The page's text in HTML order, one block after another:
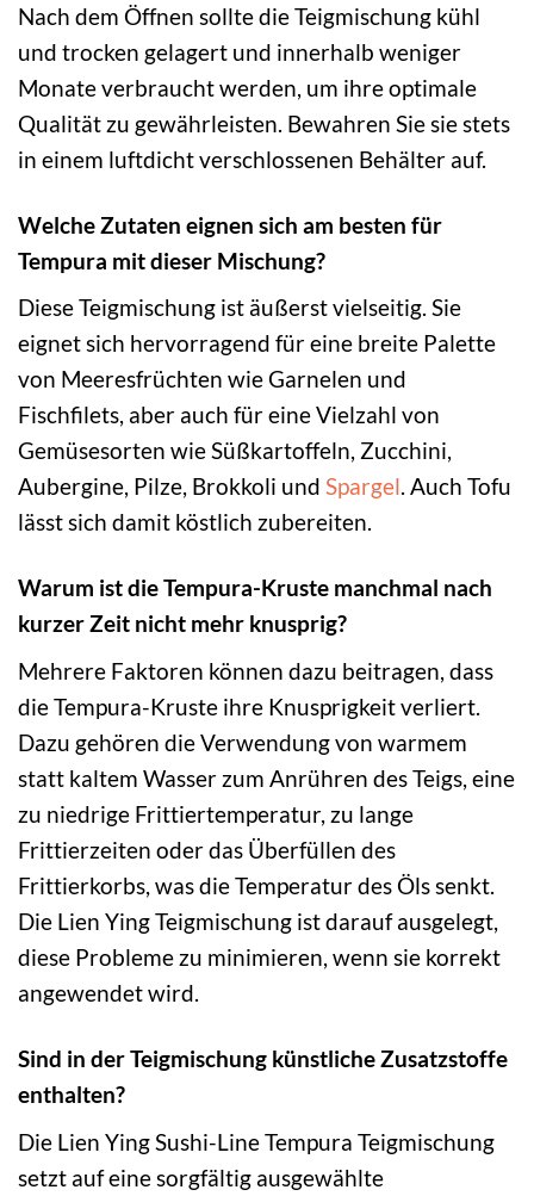
Nach dem Öffnen sollte die Teigmischung kühl
und trocken gelagert und innerhalb weniger
Monate verbraucht werden, um ihre optimale
Qualität zu gewährleisten. Bewahren Sie sie stets
in einem luftdicht verschlossenen Behälter auf.
Welche Zutaten eignen sich am besten für
Tempura mit dieser Mischung?
Diese Teigmischung ist äußerst vielseitig. Sie
eignet sich hervorragend für eine breite Palette
von Meeresfrüchten wie Garnelen und
Fischfilets, aber auch für eine Vielzahl von
Gemüsesorten wie Süßkartoffeln, Zucchini,
Aubergine, Pilze, Brokkoli und Spargel. Auch Tofu
lässt sich damit köstlich zubereiten.
Warum ist die Tempura-Kruste manchmal nach
kurzer Zeit nicht mehr knusprig?
Mehrere Faktoren können dazu beitragen, dass
die Tempura-Kruste ihre Knusprigkeit verliert.
Dazu gehören die Verwendung von warmem
statt kaltem Wasser zum Anrühren des Teigs, eine
zu niedrige Frittiertemperatur, zu lange
Frittierzeiten oder das Überfüllen des
Frittierkorbs, was die Temperatur des Öls senkt.
Die Lien Ying Teigmischung ist darauf ausgelegt,
diese Probleme zu minimieren, wenn sie korrekt
angewendet wird.
Sind in der Teigmischung künstliche Zusatzstoffe
enthalten?
Die Lien Ying Sushi-Line Tempura Teigmischung
setzt auf eine sorgfältig ausgewählte